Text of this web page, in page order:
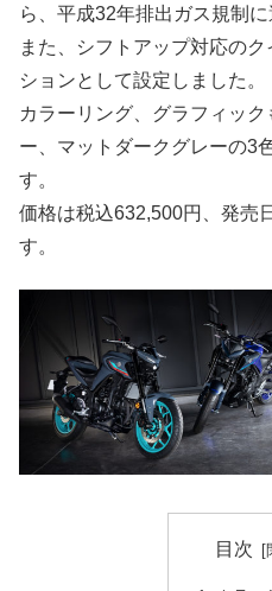
ら、平成32年排出ガス規制に
また、シフトアップ対応の
ションとして設定しました。
カラーリング、グラフィッ
ー、マットダークグレーの3
す。
価格は税込632,500円、発売
す。
目次